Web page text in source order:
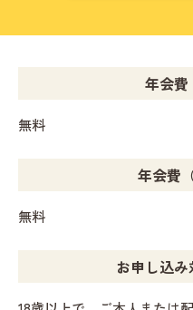
年会費
無料
年会費
無料
お申し込み